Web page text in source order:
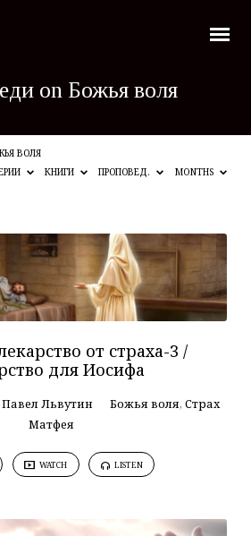
on Божья воля
ВОЛЯ
КНИГИ ПРОПОВЕД. MONTHS
от страха-3 /
для Иосифа
Павел Львутин Божья воля, Страх
Матфея
WATCH LISTEN